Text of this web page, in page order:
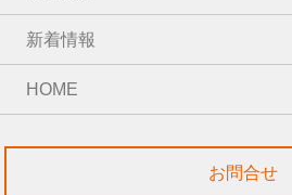
新着情報
HOME
お問合せ